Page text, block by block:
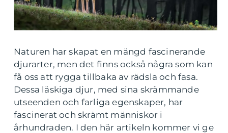
Naturen har skapat en mängd fascinerande
djurarter, men det finns också några som kan
få oss att rygga tillbaka av rädsla och fasa.
Dessa läskiga djur, med sina skrämmande
utseenden och farliga egenskaper, har
fascinerat och skrämt människor i
århundraden. I den här artikeln kommer vi ge